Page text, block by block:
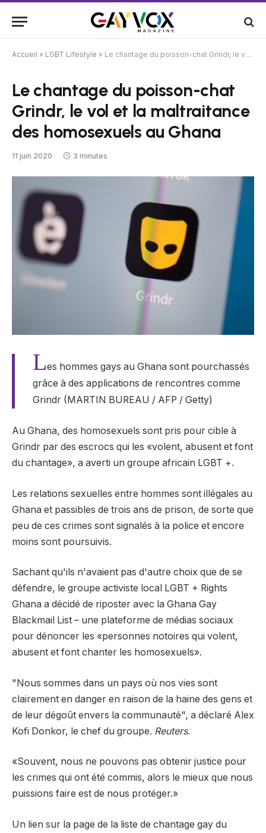
Accueil » LGBT Lifestyle » Le chantage du poisson-chat Grindr, le vol et la maltraitance des homosexuels au Ghana
Le chantage du poisson-chat
Grindr, le vol et la maltraitance
des homosexuels au Ghana
11 juin 2020 3 minutes
Les hommes gays au Ghana sont pourchassés
grâce à des applications de rencontres comme
Grindr (MARTIN BUREAU / AFP / Getty)
Au Ghana, des homosexuels sont pris pour cible à
Grindr par des escrocs qui les «volent, abusent et font
du chantage», a averti un groupe africain LGBT +.
Les relations sexuelles entre hommes sont illégales au
Ghana et passibles de trois ans de prison, de sorte que
peu de ces crimes sont signalés à la police et encore
moins sont poursuivis.
Sachant qu'ils n'avaient pas d'autre choix que de se
défendre, le groupe activiste local LGBT + Rights
Ghana a décidé de riposter avec la Ghana Gay
Blackmail List – une plateforme de médias sociaux
pour dénoncer les «personnes notoires qui volent,
abusent et font chanter les homosexuels».
"Nous sommes dans un pays où nos vies sont
clairement en danger en raison de la haine des gens et
de leur dégoût envers la communauté", a déclaré Alex
Kofi Donkor, le chef du groupe. Reuters.
«Souvent, nous ne pouvons pas obtenir justice pour
les crimes qui ont été commis, alors le mieux que nous
puissions faire est de nous protéger.»
Un lien sur la page de la liste de chantage gay du